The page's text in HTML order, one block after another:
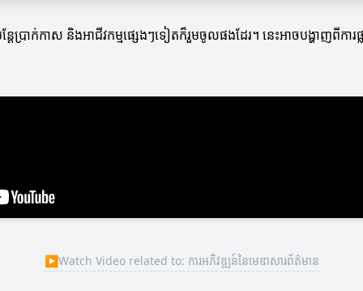
ែប្រាក់កាស និងអាជីវកម្មផ្សេងៗទៀតក៏រួមចូលផងដែរ។ នេះអាចបង្ហាញពី
▶Watch Video related to: ការអភិវឌ្ឍន៍នៃមេឌាសារព័ត៌មាន